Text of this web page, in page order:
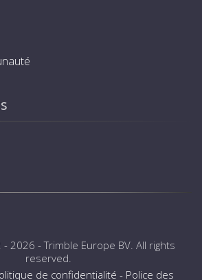
- 2026 -Trimble Europe BV. All rights
reserved.
de confidentialité - Police des